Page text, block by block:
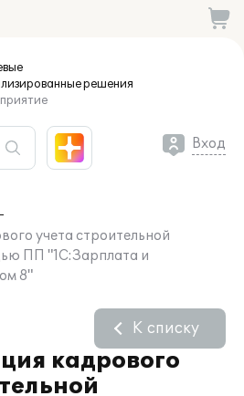
решения
Вход
учета строительной
ПП "1С:Зарплата и
8"
кадрового
К списку